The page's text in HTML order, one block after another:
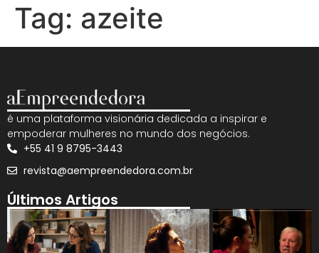
Tag: azeite
é uma plataforma visionária dedicada a inspirar e
empoderar mulheres no mundo dos negócios.
+55 41 9 8795-3443
revista@aempreendedora.com.br
Últimos Artigos